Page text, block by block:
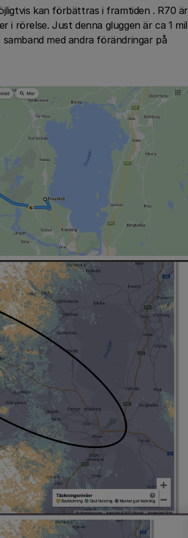
kan förbättras i framtiden . R70 är
i rörelse. Just denna gluggen är ca 1 mil
med andra förändringar på